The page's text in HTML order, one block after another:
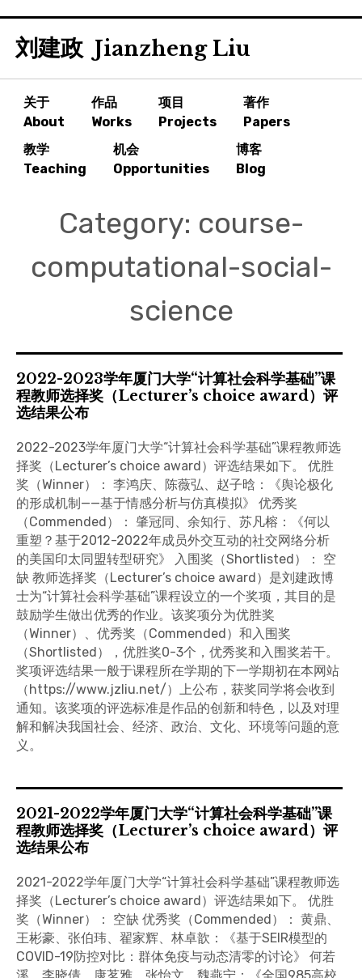
content
刘建政 Jianzheng Liu
关于
About
作品
Works
项目
Projects
著作
Papers
教学
Teaching
机会
Opportunities
博客
Blog
Category: course-
computational-social-
science
2022-2023学年厦门大学“计算社会科学基础”课
程教师选择奖（Lecturer’s choice award）评
选结果公布
2022-2023学年厦门大学“计算社会科学基础”课程教师选
择奖（Lecturer’s choice award）评选结果如下。 优胜
奖（Winner）： 李鸿庆、陈薇弘、赵子晗：《舆论极化
的形成机制——基于情感分析与仿真模拟》 优秀奖
（Commended）： 肇冠同、余知行、苏凡榕：《何以
重塑？基于2012-2022年成员外交互动的社交网络分析
的美国印太同盟转型研究》 入围奖（Shortlisted）： 空
缺 教师选择奖（Lecturer’s choice award）是刘建政博
士为“计算社会科学基础”课程设立的一个奖项，其目的是
鼓励学生做出优秀的作业。该奖项分为优胜奖
（Winner）、优秀奖（Commended）和入围奖
（Shortlisted），优胜奖0-3个，优秀奖和入围奖若干。
奖项评选结果一般于课程所在学期的下一学期初在本网站
（https://www.jzliu.net/）上公布，获奖同学将会收到
通知。该奖项的评选标准是作品的创新和特色，以及对理
解和解决我国社会、经济、政治、文化、环境等问题的意
义。
2021-2022学年厦门大学“计算社会科学基础”课
程教师选择奖（Lecturer’s choice award）评
选结果公布
2021-2022学年厦门大学“计算社会科学基础”课程教师选
择奖（Lecturer’s choice award）评选结果如下。 优胜
奖（Winner）： 空缺 优秀奖（Commended）： 黄鼎、
王彬豪、张伯玮、翟家辉、林卓歆：《基于SEIR模型的
COVID-19防控对比：群体免疫与动态清零的讨论》 何若